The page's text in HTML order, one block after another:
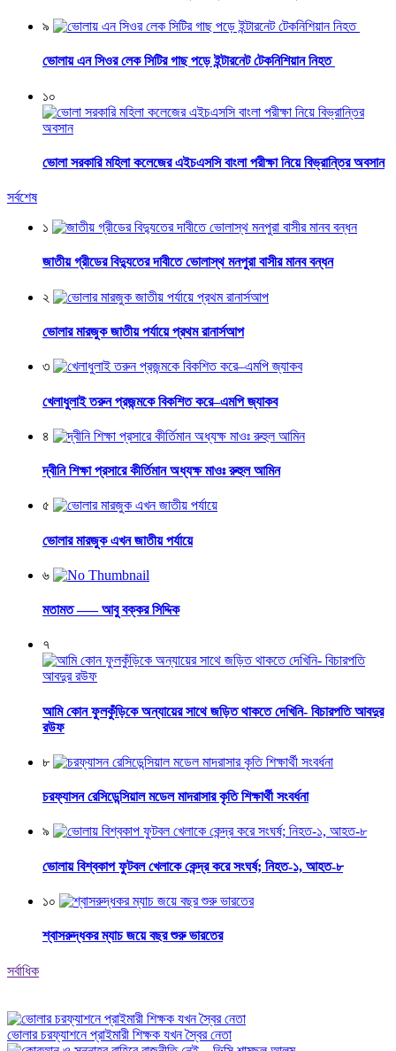
৯
ভোলায় এন সিওর লেক সিটির গাছ পড়ে ইন্টারনেট টেকনিশিয়ান নিহত
১০
ভোলা সরকারি মহিলা কলেজের এইচএসসি বাংলা পরীক্ষা নিয়ে বিভ্রান্তির অবসান
সর্বশেষ
১
জাতীয় গ্রীডের বিদ্যুতের দাবীতে ভোলাস্থ মনপুরা বাসীর মানব বন্ধন
২
ভোলার মারজুক জাতীয় পর্যায়ে প্রথম রানার্সআপ
৩
খেলাধুলাই তরুন প্রজন্মকে বিকশিত করে–এমপি জ্যাকব
৪
দ্বীনি শিক্ষা প্রসারে কীর্তিমান অধ্যক্ষ মাওঃ রুহুল আমিন
৫
ভোলার মারজুক এখন জাতীয় পর্যায়ে
৬
মতামত —– আবু বক্কর সিদ্দিক
৭
আমি কোন ফুলকুঁড়িকে অন্যায়ের সাথে জড়িত থাকতে দেখিনি- বিচারপতি আবদুর
রউফ
৮
চরফ্যাসন রেসিডেন্সিয়াল মডেল মাদরাসার কৃতি শিক্ষার্থী সংবর্ধনা
৯
ভোলায় বিশ্বকাপ ফুটবল খেলাকে কেন্দ্র করে সংঘর্ষ; নিহত-১, আহত-৮
১০
শ্বাসরুদ্ধকর ম্যাচ জয়ে বছর শুরু ভারতের
সর্বাধিক
ভোলার চরফ্যাশনে প্রাইমারী শিক্ষক যখন স্বৈর নেতা